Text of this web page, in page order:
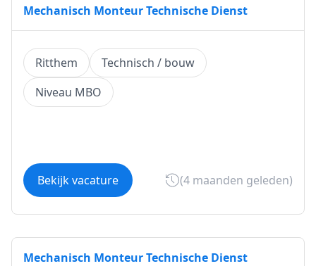
Mechanisch Monteur Technische Dienst
Ritthem
Technisch / bouw
Niveau MBO
Bekijk vacature (4 maanden geleden)
Mechanisch Monteur Technische Dienst